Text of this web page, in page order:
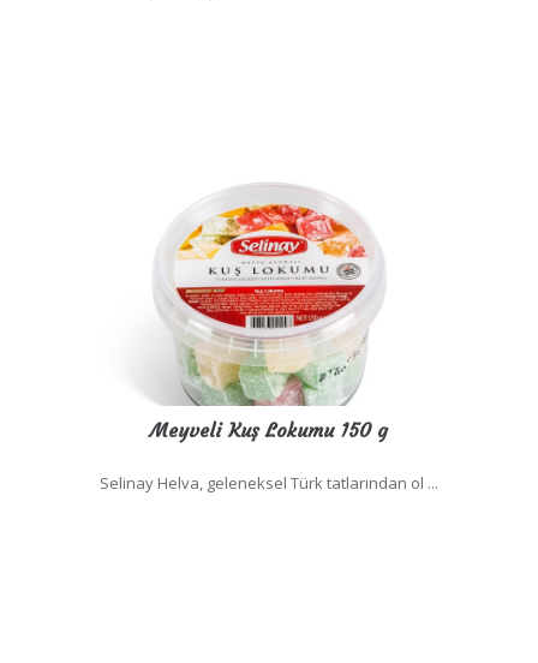
Meyveli Kuş Lokumu 150 g
Selinay Helva, geleneksel Türk tatlarından ol ...